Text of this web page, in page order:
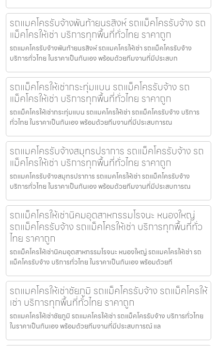
รถแมคโครรับจ้างพันท้ายนรสิงห์ รถแม็คโครรับจ้าง รถ
แม็คโครให้เช่า บริการทุกพื้นที่ทั่วไทย ราคาถูก
รถแมคโครรับจ้างพันท้ายนรสิงห์ รถแมคโครให้เช่า รถแม็คโครรับจ้าง
บริการทั่วไทย ในราคาเป็นกันเอง พร้อมด้วยทีมงานที่มีประสบก
รถแม็คโครให้เช่ากระทุ่มแบน รถแม็คโครรับจ้าง รถ
แม็คโครให้เช่า บริการทุกพื้นที่ทั่วไทย ราคาถูก
รถแม็คโครให้เช่ากระทุ่มแบน รถแมคโครให้เช่า รถแม็คโครรับจ้าง บริการ
ทั่วไทย ในราคาเป็นกันเอง พร้อมด้วยทีมงานที่มีประสบการณ
รถแมคโครรับจ้างสมุทรปราการ รถแม็คโครรับจ้าง รถ
แม็คโครให้เช่า บริการทุกพื้นที่ทั่วไทย ราคาถูก
รถแมคโครรับจ้างสมุทรปราการ รถแมคโครให้เช่า รถแม็คโครรับจ้าง
บริการทั่วไทย ในราคาเป็นกันเอง พร้อมด้วยทีมงานที่มีประสบการณ
รถแม็คโครให้เช่านิคมอุตสาหกรรมโรจนะ หนองใหญ่
รถแม็คโครรับจ้าง รถแม็คโครให้เช่า บริการทุกพื้นที่ทั่ว
ไทย ราคาถูก
รถแม็คโครให้เช่านิคมอุตสาหกรรมโรจนะ หนองใหญ่ รถแมคโครให้เช่า รถ
แม็คโครรับจ้าง บริการทั่วไทย ในราคาเป็นกันเอง พร้อมด้วยที
รถแมคโครให้เช่าชัยภูมิ รถแม็คโครรับจ้าง รถแม็คโครให้
เช่า บริการทุกพื้นที่ทั่วไทย ราคาถูก
รถแมคโครให้เช่าชัยภูมิ รถแมคโครให้เช่า รถแม็คโครรับจ้าง บริการทั่วไทย
ในราคาเป็นกันเอง พร้อมด้วยทีมงานที่มีประสบการณ์ แล